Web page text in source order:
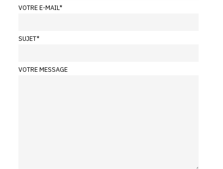
VOTRE E-MAIL*
SUJET*
VOTRE MESSAGE